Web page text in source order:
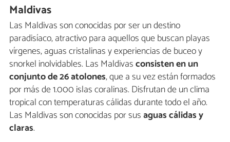
Maldivas
Las Maldivas son conocidas por ser un destino
paradisíaco, atractivo para aquellos que buscan playas
vírgenes, aguas cristalinas y experiencias de buceo y
snorkel inolvidables. Las Maldivasconsisten en un
conjunto de 26 atolones, que a su vez están formados
por más de 1.000 islas coralinas. Disfrutan de un clima
tropical con temperaturas cálidas durante todo el año.
Las Maldivas son conocidas por susaguas cálidas y
claras.